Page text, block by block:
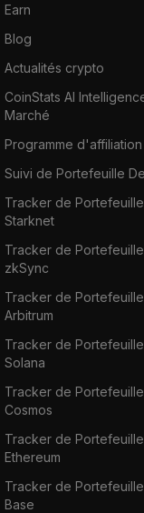
Earn
Blog
Actualités crypto
CoinStats AI
Marché
Programme d'affiliation
Suivi de Portefeuille
Tracker de Portefeuille
Starknet
Tracker de Portefeuille
zkSync
Tracker de Portefeuille
Arbitrum
Tracker de Portefeuille
Solana
Tracker de Portefeuille
Cosmos
Tracker de Portefeuille
Ethereum
Tracker de Portefeuille
Base